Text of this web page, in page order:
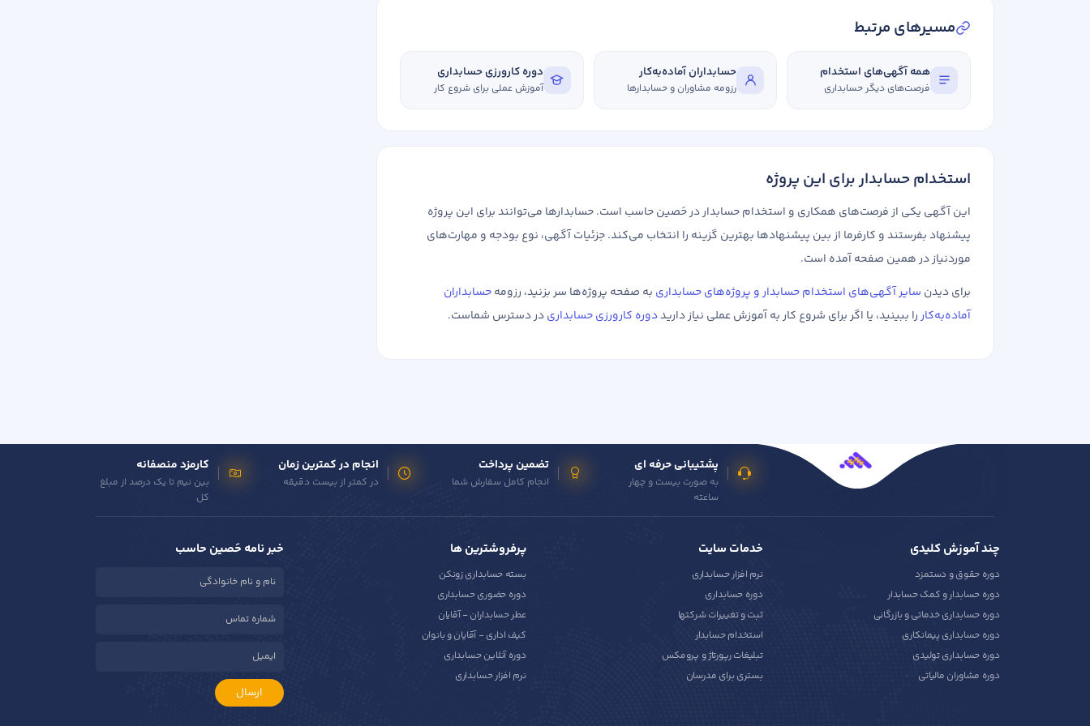
مسیرهای مرتبط
همه آگهی‌های استخدام
فرصت‌های دیگر حسابداری
حسابداران آماده‌به‌کار
رزومه مشاوران و حسابدارها
دوره کارورزی حسابداری
آموزش عملی برای شروع کار
استخدام حسابدار برای این پروژه
این آگهی یکی از فرصت‌های همکاری و استخدام حسابدار در حَصین حاسب است. حسابدارها می‌توانند برای این پروژه
پیشنهاد بفرستند و کارفرما از بین پیشنهادها بهترین گزینه را انتخاب می‌کند. جزئیات آگهی، نوع بودجه و مهارت‌های
موردنیاز در همین صفحه آمده است.
برای دیدن سایر آگهی‌های استخدام حسابدار و پروژه‌های حسابداری به صفحه پروژه‌ها سر بزنید، رزومهحسابداران
آماده‌به‌کاررا ببینید، یا اگر برای شروع کار به آموزش عملی نیاز داریددوره کارورزی حسابداریدر دسترس شماست.
پشتیبانی حرفه ای
به صورت بیست و چهار
ساعته
تضمین پرداخت
انجام کامل سفارش شما
انجام در کمترین زمان
در کمتر از بیست دقیقه
کارمزد منصفانه
بین نیم تا یک درصد از مبلغ
کل
چند آموزش کلیدی
دوره حقوق و دستمزد
دوره حسابدار و کمک حسابدار
دوره حسابداری خدماتی و بازرگانی
دوره حسابداری پیمانکاری
دوره حسابداری تولیدی
دوره مشاوران مالیاتی
خدمات سایت
نرم افزار حسابداری
دوره حسابداری
ثبت و تغییرات شرکتها
استخدام حسابدار
تبلیغات رپورتاژ و پرومکس
بستری برای مدرسان
پرفروشترین ها
بسته حسابداری زونکن
دوره حضوری حسابداری
عطر حسابداران - آقایان
کیف اداری - آقایان و بانوان
دوره آنلاین حسابداری
نرم افزار حسابداری
خبر نامه حَصین حاسب
ارسال